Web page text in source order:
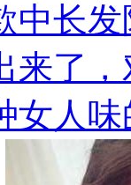
中长
来了
女人